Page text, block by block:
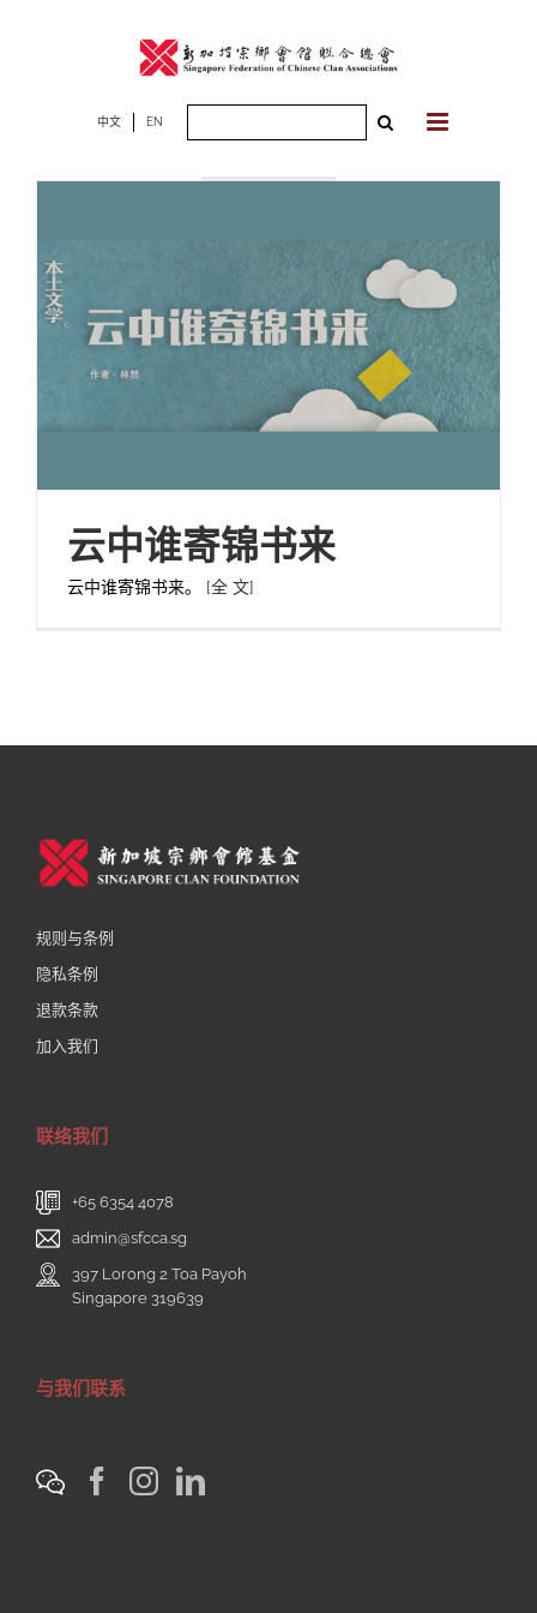
中文 EN
2023年10月28
云中谁寄锦书来
云中谁寄锦书来。 [全 文]
规则与条例
隐私条例
退款条款
加入我们
联络我们
+65 6354 4078
admin@sfcca.sg
397 Lorong 2 Toa Payoh
Singapore 319639
与我们联系